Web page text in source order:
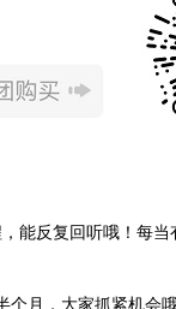
反复回听哦！每当
月，大家抓紧机会